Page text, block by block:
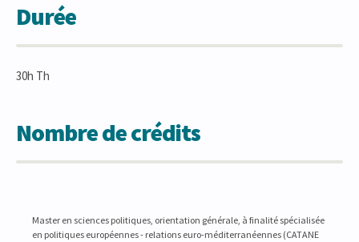
Durée
30h Th
Nombre de crédits
Master en sciences politiques, orientation générale, à finalité spécialisée
en politiques européennes - relations euro-méditerranéennes (CATANE